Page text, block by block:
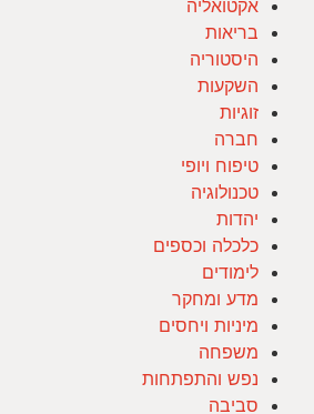
אקטואליה
בריאות
היסטוריה
השקעות
זוגיות
חברה
טיפוח ויופי
טכנולוגיה
יהדות
כלכלה וכספים
לימודים
מדע ומחקר
מיניות ויחסים
משפחה
נפש והתפתחות
סביבה